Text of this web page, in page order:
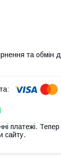
та обмін
платежі.
сайту.